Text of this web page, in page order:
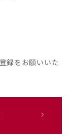
録をお願いいた